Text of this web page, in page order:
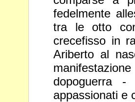
fedelmente
tra le otto
crecefisso in
Ariberto al
dopoguerra
appassionati e